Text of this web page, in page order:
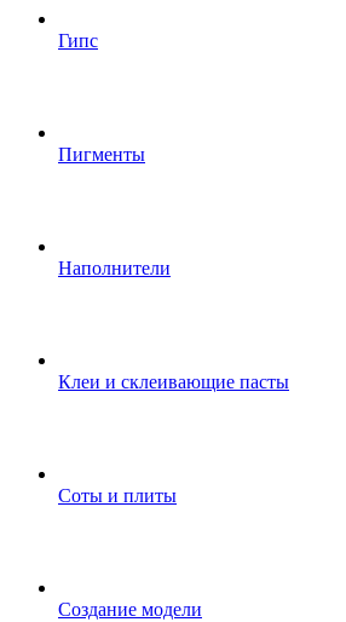
Гипс
Пигменты
Наполнители
Клеи и склеивающие пасты
Соты и плиты
Создание модели